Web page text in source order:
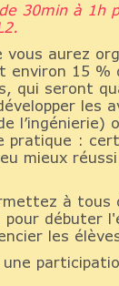
30min à 1h
vous aurez
environ 15 %
qui seront
les
:
mieux
à tous
débuter
les